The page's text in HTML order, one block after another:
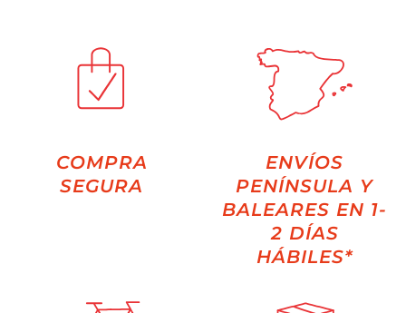
COMPRA
SEGURA
ENVÍOS
PENÍNSULA Y
BALEARES EN 1-
2 DÍAS
HÁBILES*